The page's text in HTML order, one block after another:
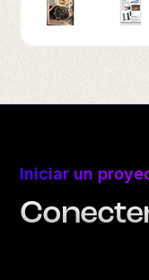
Iniciar un